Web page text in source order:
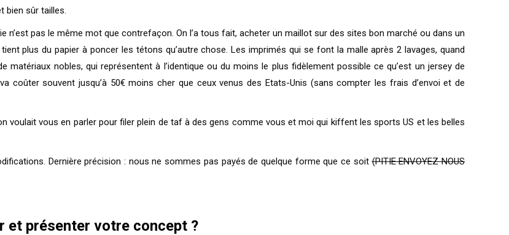
bien sûr tailles.
n’est pas le même mot que contrefaçon. On l’a tous fait, acheter un maillot sur des sites bon marché ou dans un
plus du papier à poncer les tétons qu’autre chose. Les imprimés qui se font la malle après 2 lavages, quand
matériaux nobles, qui représentent à l’identique ou du moins le plus fidèlement possible ce qu’est un jersey de
coûter souvent jusqu’à 50€ moins cher que ceux venus des Etats-Unis (sans compter les frais d’envoi et de
voulait vous en parler pour filer plein de taf à des gens comme vous et moi qui kiffent les sports US et les belles
Dernière précision : nous ne sommes pas payés de quelque forme que ce soit(PITIE ENVOYEZ NOUS
et présenter votre concept ?